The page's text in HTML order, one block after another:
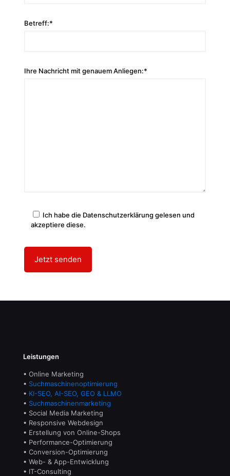
Betreff:*
Ihre Nachricht mit genauem Anliegen:*
Ich habe die Datenschutzerklärung gelesen und
akzeptiere diese.
Leistungen
• Online Marketing
• Suchmaschinenoptimierung
• KI-SEO, AI-SEO, GEO & LLMO
• Suchmaschinenmarketing
• Social Media Marketing
• Responsive Webdesign
• Erstellung von Online-Shops
• Performance-Optimierung
• Conversion-Optimierung
• Web- & App-Entwicklung
• IT-Consulting